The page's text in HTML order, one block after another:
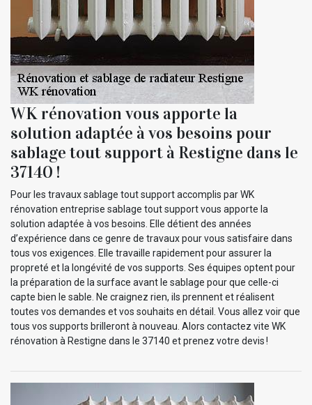
WK rénovation vous apporte la
solution adaptée à vos besoins pour
sablage tout support à Restigne dans le
37140 !
Pour les travaux sablage tout support accomplis par WK
rénovation entreprise sablage tout support vous apporte la
solution adaptée à vos besoins. Elle détient des années
d’expérience dans ce genre de travaux pour vous satisfaire dans
tous vos exigences. Elle travaille rapidement pour assurer la
propreté et la longévité de vos supports. Ses équipes optent pour
la préparation de la surface avant le sablage pour que celle-ci
capte bien le sable. Ne craignez rien, ils prennent et réalisent
toutes vos demandes et vos souhaits en détail. Vous allez voir que
tous vos supports brilleront à nouveau. Alors contactez vite WK
rénovation à Restigne dans le 37140 et prenez votre devis !